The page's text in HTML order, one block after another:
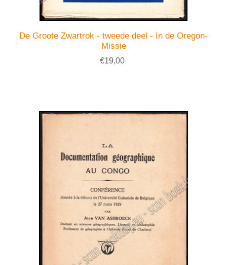
De Groote Zwartrok - tweede deel - In de Oregon-
Missie
€19,00